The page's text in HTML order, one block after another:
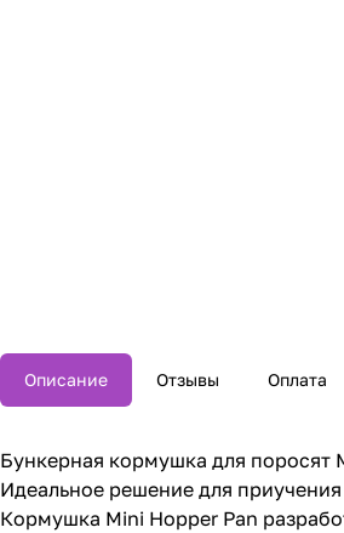
Описание Отзывы Оплата
Бункерная кормушка для поросят
Идеальное решение для
Кормушка Mini Hopper Pan